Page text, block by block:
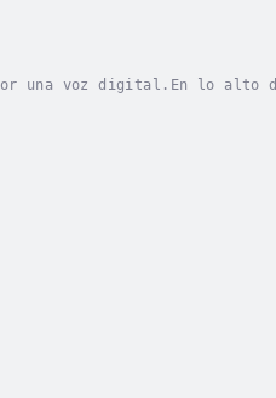
una voz digital.En lo alto